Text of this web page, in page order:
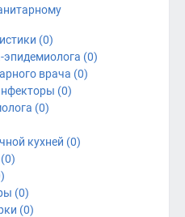
(0)
(0)
врача (0)
(0)
(0)
кухней (0)
(0)
(0)